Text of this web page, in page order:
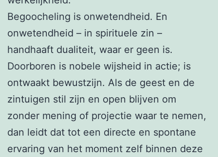
Begoocheling is onwetendheid. En
onwetendheid – in spirituele zin –
handhaaft dualiteit, waar er geen is.
Doorboren is nobele wijsheid in actie; is
ontwaakt bewustzijn. Als de geest en de
zintuigen stil zijn en open blijven om
zonder mening of projectie waar te nemen,
dan leidt dat tot een directe en spontane
ervaring van het moment zelf binnen deze